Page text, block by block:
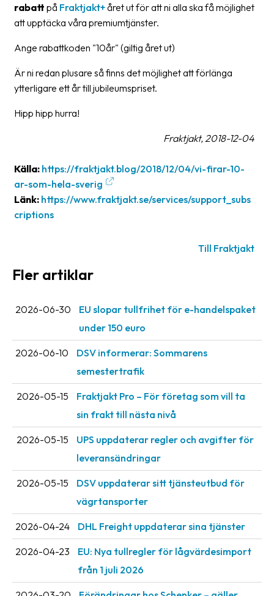
Pressrum
Medarbetare
Jobb
&
oss
Allmänna
farligt
rabatt på Fraktjakt+året ut för att ni alla ska få möjlighet
att upptäcka våra premiumtjänster.
Ange rabattkoden "10år" (giltig året ut)
Är ni redan plusare så finns det möjlighet att förlänga
ytterligare ett år till jubileumspriset.
Hipp hipp hurra!
Fraktjakt, 2018-12-04
Källa: https://fraktjakt.blog/2018/12/04/vi-firar-10-
ar-som-hela-sverig
Länk: https://www.fraktjakt.se/services/support_subs
criptions
Till Fraktjakt
Fler artiklar
2026-06-30
EU slopar tullfrihet för e-handelspaket
under 150 euro
2026-06-10
DSV informerar: Sommarens
semestertrafik
2026-05-15
Fraktjakt Pro – För företag som vill ta
sin frakt till nästa nivå
2026-05-15
UPS uppdaterar regler och avgifter för
leveransändringar
2026-05-15
DSV uppdaterar sitt tjänsteutbud för
vägrtansporter
2026-04-24 DHL Freight uppdaterar sina tjänster
2026-04-23
EU: Nya tullregler för låg­värdesimport
från 1 juli 2026